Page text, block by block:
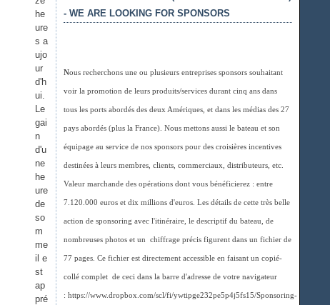
he
ure
s a
ujo
ur
d'h
ui.
Le
gai
n
d'u
ne
he
ure
de
so
m
me
il e
st
ap
pré
- WE ARE LOOKING FOR SPONSORS
Nous recherchons une ou plusieurs entreprises sponsors souhaitant
voir la promotion de leurs produits/services durant cinq ans dans
tous les ports abordés des deux Amériques, et dans les médias des 27
pays abordés (plus la France). Nous mettons aussi le bateau et son
équipage au service de nos sponsors pour des croisières incentives
destinées à leurs membres, clients, commerciaux, distributeurs, etc.
Valeur marchande des opérations dont vous bénéficierez : entre
7.120.000 euros et dix millions d'euros. Les détails de cette très belle
action de sponsoring avec l'itinéraire, le descriptif du bateau, de
nombreuses photos et un chiffrage précis figurent dans un fichier de
77 pages. Ce fichier est directement accessible en faisant un copié-
collé complet de ceci dans la barre d'adresse de votre navigateur
: https://www.dropbox.com/scl/fi/ywtipge232pe5p4j5fs15/Sponsoring-